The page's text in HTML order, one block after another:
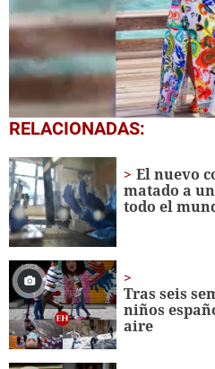
0
seconds
2
minutes,
7
seconds
RELACIONADAS:
El nuevo
matado a
todo el
Tras seis
niños
aire